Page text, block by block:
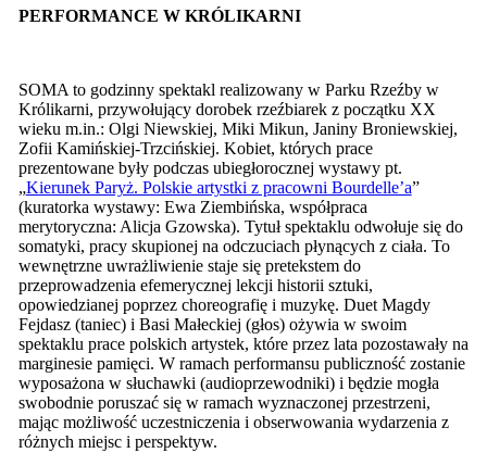
PERFORMANCE W KRÓLIKARNI
SOMA to godzinny spektakl realizowany w Parku Rzeźby w
Królikarni, przywołujący dorobek rzeźbiarek z początku XX
wieku m.in.: Olgi Niewskiej, Miki Mikun, Janiny Broniewskiej,
Zofii Kamińskiej-Trzcińskiej. Kobiet, których prace
prezentowane były podczas ubiegłorocznej wystawy pt.
„Kierunek Paryż. Polskie artystki z pracowni Bourdelle’a”
(kuratorka wystawy: Ewa Ziembińska, współpraca
merytoryczna: Alicja Gzowska). Tytuł spektaklu odwołuje się do
somatyki, pracy skupionej na odczuciach płynących z ciała. To
wewnętrzne uwrażliwienie staje się pretekstem do
przeprowadzenia efemerycznej lekcji historii sztuki,
opowiedzianej poprzez choreografię i muzykę. Duet Magdy
Fejdasz (taniec) i Basi Małeckiej (głos) ożywia w swoim
spektaklu prace polskich artystek, które przez lata pozostawały na
marginesie pamięci. W ramach performansu publiczność zostanie
wyposażona w słuchawki (audioprzewodniki) i będzie mogła
swobodnie poruszać się w ramach wyznaczonej przestrzeni,
mając możliwość uczestniczenia i obserwowania wydarzenia z
różnych miejsc i perspektyw.